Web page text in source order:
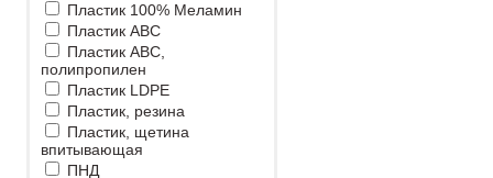
Пластик 100% Меламин
Пластик ABC
Пластик ABC,
полипропилен
Пластик LDPE
Пластик, резина
Пластик, щетина
впитывающая
ПНД